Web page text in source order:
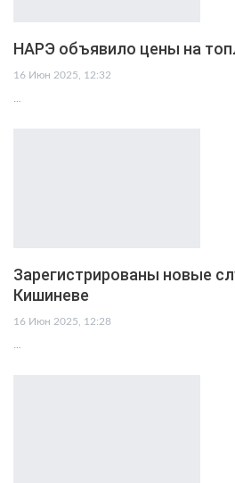
НАРЭ объявило цены на
16 Июн 2025, 12:32
…
Зарегистрированы новые
Кишиневе
16 Июн 2025, 12:28
…